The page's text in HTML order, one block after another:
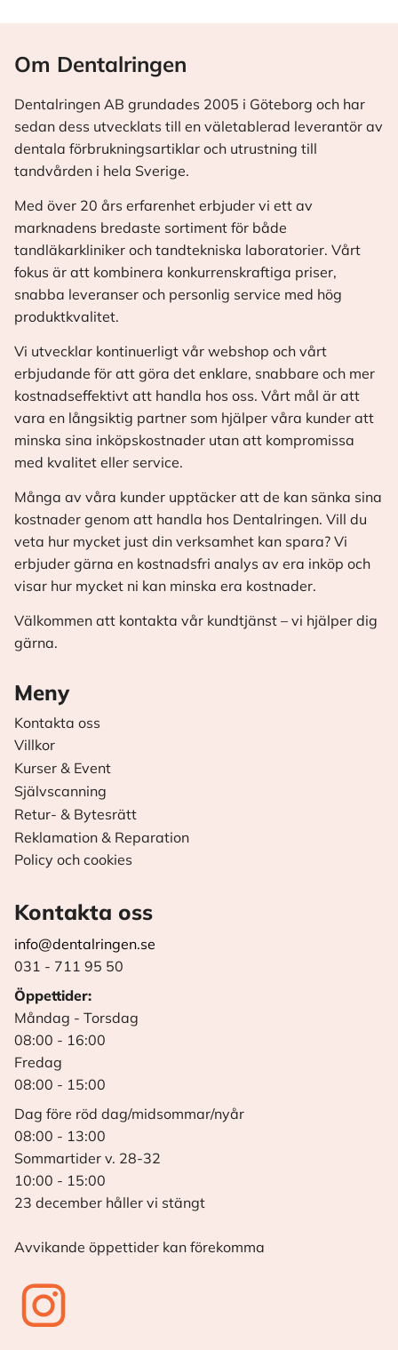
Om Dentalringen
Dentalringen AB grundades 2005 i Göteborg och har
sedan dess utvecklats till en väletablerad leverantör av
dentala förbrukningsartiklar och utrustning till
tandvården i hela Sverige.
Med över 20 års erfarenhet erbjuder vi ett av
marknadens bredaste sortiment för både
tandläkarkliniker och tandtekniska laboratorier. Vårt
fokus är att kombinera konkurrenskraftiga priser,
snabba leveranser och personlig service med hög
produktkvalitet.
Vi utvecklar kontinuerligt vår webshop och vårt
erbjudande för att göra det enklare, snabbare och mer
kostnadseffektivt att handla hos oss. Vårt mål är att
vara en långsiktig partner som hjälper våra kunder att
minska sina inköpskostnader utan att kompromissa
med kvalitet eller service.
Många av våra kunder upptäcker att de kan sänka sina
kostnader genom att handla hos Dentalringen. Vill du
veta hur mycket just din verksamhet kan spara? Vi
erbjuder gärna en kostnadsfri analys av era inköp och
visar hur mycket ni kan minska era kostnader.
Välkommen att kontakta vår kundtjänst – vi hjälper dig
gärna.
Meny
Kontakta oss
Villkor
Kurser & Event
Självscanning
Retur- & Bytesrätt
Reklamation & Reparation
Policy och cookies
Kontakta oss
info@dentalringen.se
031 - 711 95 50
Öppettider:
Måndag - Torsdag
08:00 - 16:00
Fredag
08:00 - 15:00
Dag före röd dag/midsommar/nyår
08:00 - 13:00
Sommartider v. 28-32
10:00 - 15:00
23 december håller vi stängt
Avvikande öppettider kan förekomma